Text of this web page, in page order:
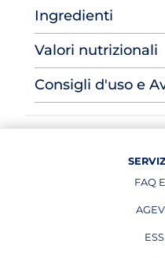
Ingredienti
Valori nutrizionali
Consigli d'uso e
FAQ